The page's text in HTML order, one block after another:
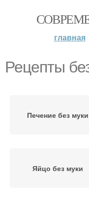
главная
Рецепты
Печение без муки
Яйцо без муки